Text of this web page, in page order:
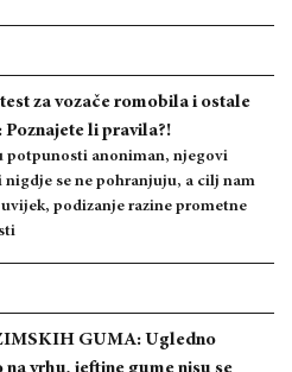
za vozače romobila i ostale
Poznajete li pravila?!
potpunosti anoniman, njegovi
nigdje se ne pohranjuju, a cilj nam
podizanje razine prometne
GUMA: Ugledno